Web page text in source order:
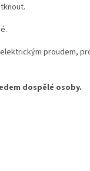
proudem,
dospělé osoby.